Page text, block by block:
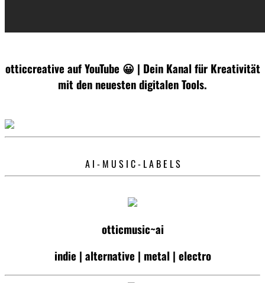
otticcreative auf YouTube 😀 | Dein Kanal für Kreativität
mit den neuesten digitalen Tools.
A I - M U S I C - L A B E L S
otticmusic~ai
indie | alternative | metal | electro